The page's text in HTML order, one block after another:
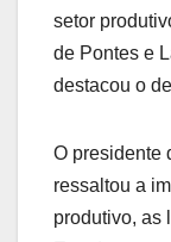
setor
de Pontes e
destacou o
O presidente
ressaltou a
produtivo, as